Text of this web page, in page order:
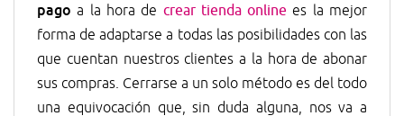
pagoa la hora de crear tienda online es la mejor
forma de adaptarse a todas las posibilidades con las
que cuentan nuestros clientes a la hora de abonar
sus compras. Cerrarse a un solo método es del todo
una equivocación que, sin duda alguna, nos va a